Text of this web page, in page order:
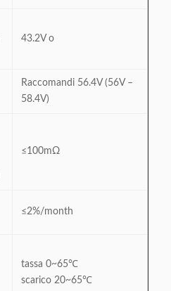
43.2V o
Raccomandi 56.4V (56V –
58.4V)
≤100mΩ
≤2%/month
tassa 0~65℃
scarico 20~65℃